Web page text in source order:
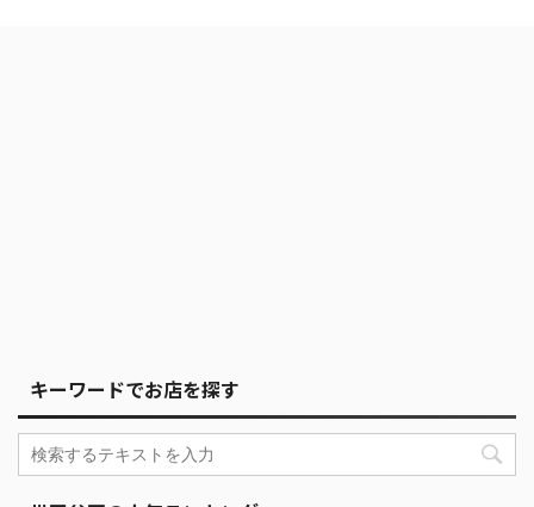
キーワードでお店を探す